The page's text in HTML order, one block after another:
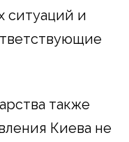
ситуаций и
также
Киева не